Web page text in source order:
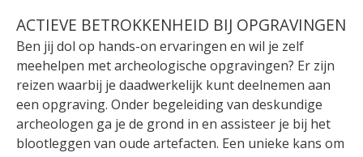
ACTIEVE BETROKKENHEID BIJ OPGRAVINGEN
Ben jij dol op hands-on ervaringen en wil je zelf
meehelpen met archeologische opgravingen? Er zijn
reizen waarbij je daadwerkelijk kunt deelnemen aan
een opgraving. Onder begeleiding van deskundige
archeologen ga je de grond in en assisteer je bij het
blootleggen van oude artefacten. Een unieke kans om